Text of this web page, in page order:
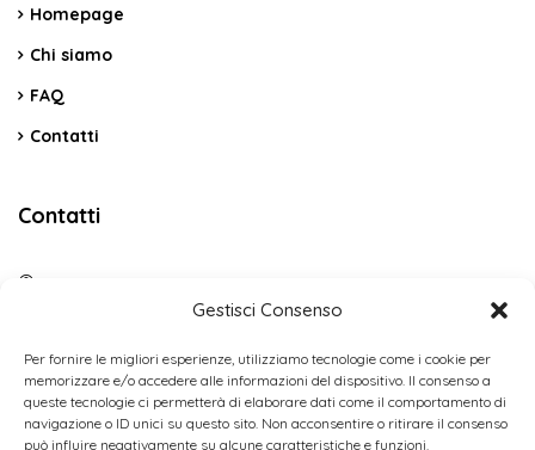
Gestisci Consenso
Per fornire le migliori esperienze, utilizziamo tecnologie come i cookie per
memorizzare e/o accedere alle informazioni del dispositivo. Il consenso a
queste tecnologie ci permetterà di elaborare dati come il comportamento di
navigazione o ID unici su questo sito. Non acconsentire o ritirare il consenso
può influire negativamente su alcune caratteristiche e funzioni.
Homepage
Chi siamo
FAQ
Contatti
Contatti
incaoholiday@gmail.com
Contact us